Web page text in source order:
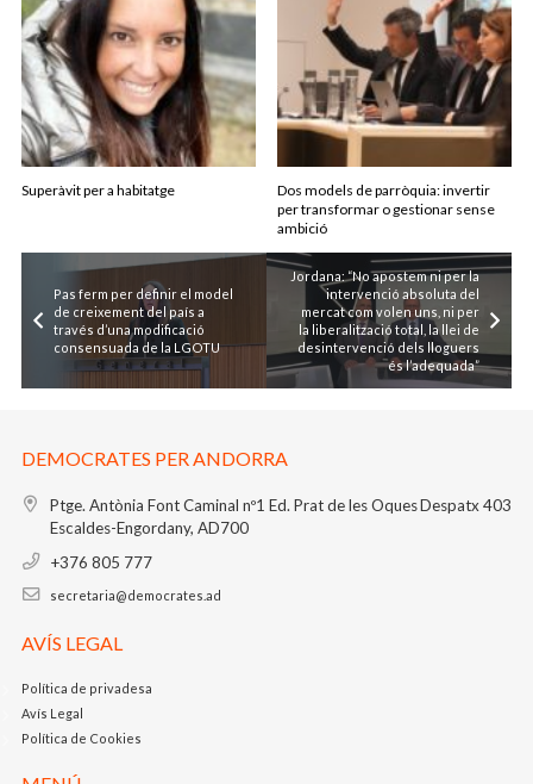
Superàvit per a habitatge
Dos models de parròquia: invertir
per transformar o gestionar sense
ambició
Pas ferm per definir el model
de creixement del país a
través d’una modificació
consensuada de la LGOTU
Jordana: “No apostem ni per la
intervenció absoluta del
mercat com volen uns, ni per
la liberalització total, la llei de
desintervenció dels lloguers
és l’adequada”
DEMOCRATES PER ANDORRA
Ptge. Antònia Font Caminal nº1 Ed. Prat de les OquesDespatx 403
Escaldes-Engordany, AD700
+376 805 777
secretaria@democrates.ad
AVÍS LEGAL
Política de privadesa
Avís Legal
Política de Cookies